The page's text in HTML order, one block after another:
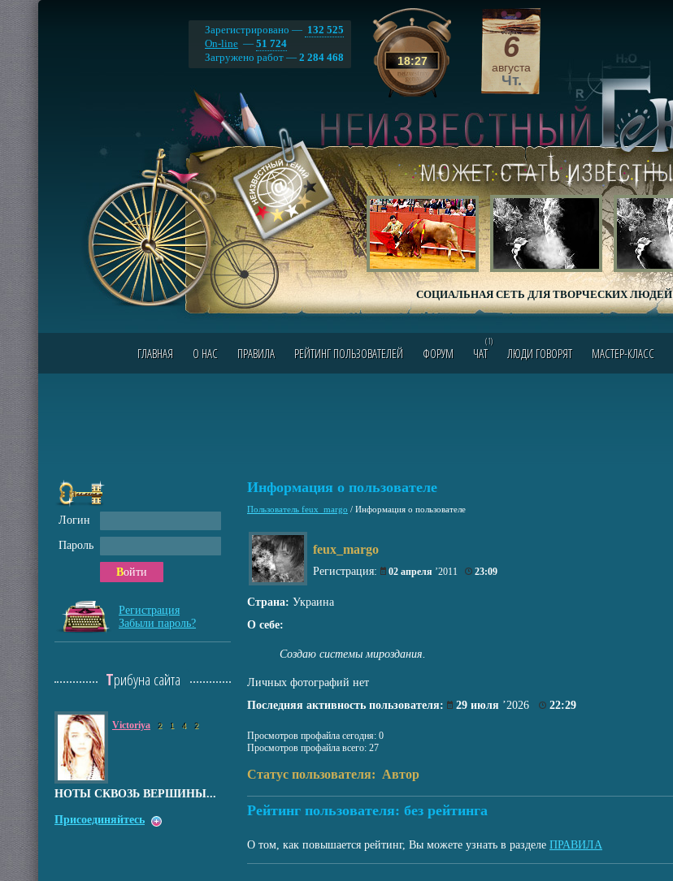
18:27
Зарегистрировано — 132 525
On-line — 51 724
Загружено работ — 2 284 468 6
августа
Чт.
СОЦИАЛЬНАЯ СЕТЬ ДЛЯ ТВОРЧЕСКИХ ЛЮДЕЙ
ГЛАВНАЯ О НАС ПРАВИЛА РЕЙТИНГ ПОЛЬЗОВАТЕЛЕЙ ФОРУМ ЧАТ
(1)
ЛЮДИ ГОВОРЯТ МАСТЕР-КЛАСС
Информация о пользователе
Пользователь feux_margo / Информация о пользователе
feux_margo
Регистрация: 02 апреля ’2011 23:09
Страна: Украина
О себе:
Создаю системы мироздания.
Личных фотографий нет
Последняя активность пользователя:
29 июля ’2026 22:29
Просмотров профайла сегодня: 0
Просмотров профайла всего: 27
Статус пользователя: Автор
Рейтинг пользователя: без рейтинга
О том, как повышается рейтинг, Вы можете узнать в разделе ПРАВИЛА
Логин
Пароль
Войти
Регистрация
Забыли пароль?
Трибуна сайта
Victoriya 2 1 4 2
НОТЫ СКВОЗЬ ВЕРШИНЫ...
Присоединяйтесь